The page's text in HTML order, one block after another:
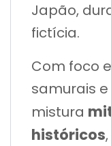
Japão,
fictícia.
Com foco
samurais
mistura
históricos